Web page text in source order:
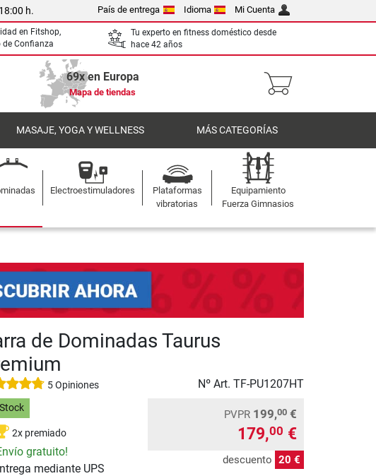
h. País de entrega Idioma Mi Cuenta
en Fitshop,
de Confianza
Tu experto en fitness doméstico desde
hace 42 años
69x en Europa
Mapa de tiendas
MASAJE, YOGA Y WELLNESS MÁS CATEGORÍAS
Electroestimuladores
Plataformas
vibratorias
Equipamiento
Fuerza Gimnasios
de Dominadas Taurus
5 Opiniones Nº Art. TF-PU1207HT
2x premiado
gratuito!
mediante UPS
PVPR 199,00 €
179,00 €
descuento 20 €